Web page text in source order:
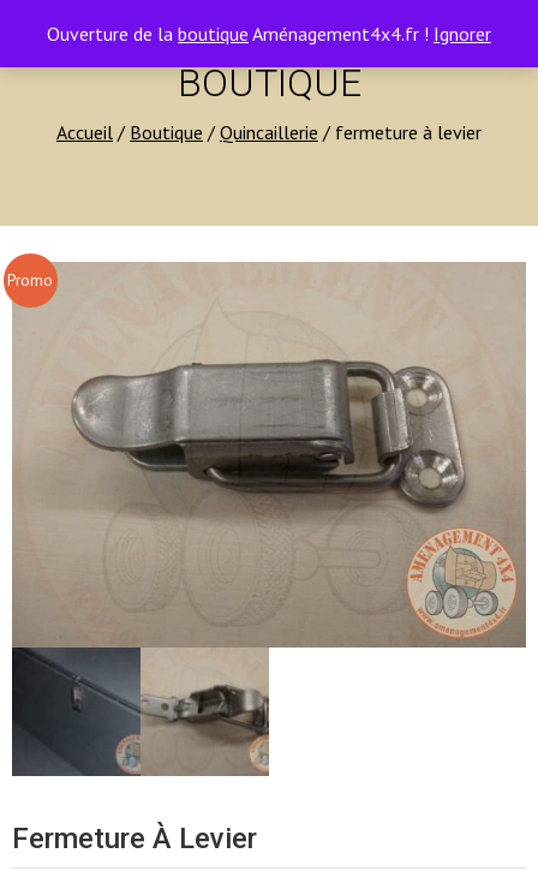
Ouverture de la boutique Aménagement4x4.fr ! Ignorer
BOUTIQUE
Accueil / Boutique / Quincaillerie / fermeture à levier
Promo
Fermeture À Levier